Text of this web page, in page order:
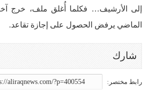
إلى الأرشيف… فكلما أُغلق ملف، خرج
الماضي يرفض الحصول على إجازة تقاعد.